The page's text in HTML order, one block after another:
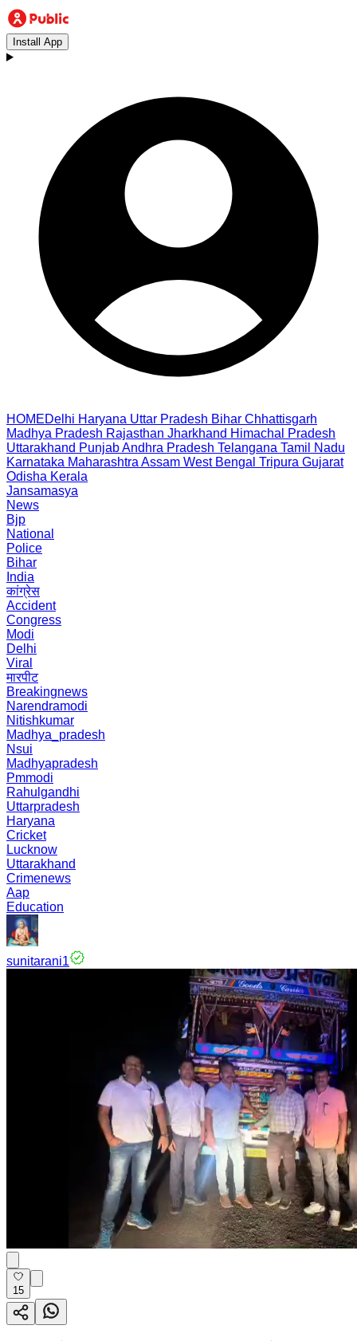
Install App
HOMEDelhi Haryana Uttar Pradesh Bihar Chhattisgarh
Madhya Pradesh Rajasthan Jharkhand Himachal Pradesh
Uttarakhand PunjabAndhra Pradesh Telangana Tamil Nadu
Karnataka Maharashtra Assam West Bengal Tripura Gujarat
Odisha Kerala
Jansamasya
News
Bjp
National
Police
Bihar
India
कांग्रेस
Accident
Congress
Modi
Delhi
Viral
मारपीट
Breakingnews
Narendramodi
Nitishkumar
Madhya_pradesh
Nsui
Madhyapradesh
Pmmodi
Rahulgandhi
Uttarpradesh
Haryana
Cricket
Lucknow
Uttarakhand
Crimenews
Aap
Education
sunitarani1
15